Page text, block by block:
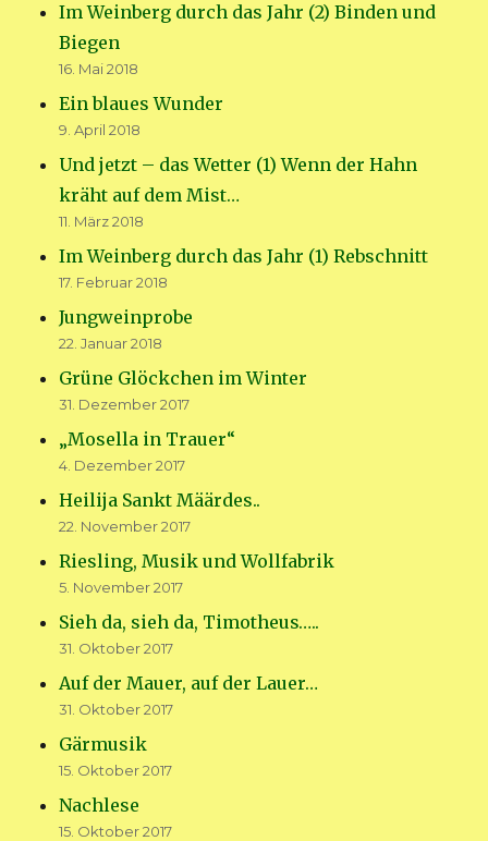
Im Weinberg durch das Jahr (2) Binden und
Biegen
16. Mai 2018
Ein blaues Wunder
9. April 2018
Und jetzt – das Wetter (1) Wenn der Hahn
kräht auf dem Mist…
11. März 2018
Im Weinberg durch das Jahr (1) Rebschnitt
17. Februar 2018
Jungweinprobe
22. Januar 2018
Grüne Glöckchen im Winter
31. Dezember 2017
„Mosella in Trauer“
4. Dezember 2017
Heilija Sankt Määrdes..
22. November 2017
Riesling, Musik und Wollfabrik
5. November 2017
Sieh da, sieh da, Timotheus…..
31. Oktober 2017
Auf der Mauer, auf der Lauer…
31. Oktober 2017
Gärmusik
15. Oktober 2017
Nachlese
15. Oktober 2017